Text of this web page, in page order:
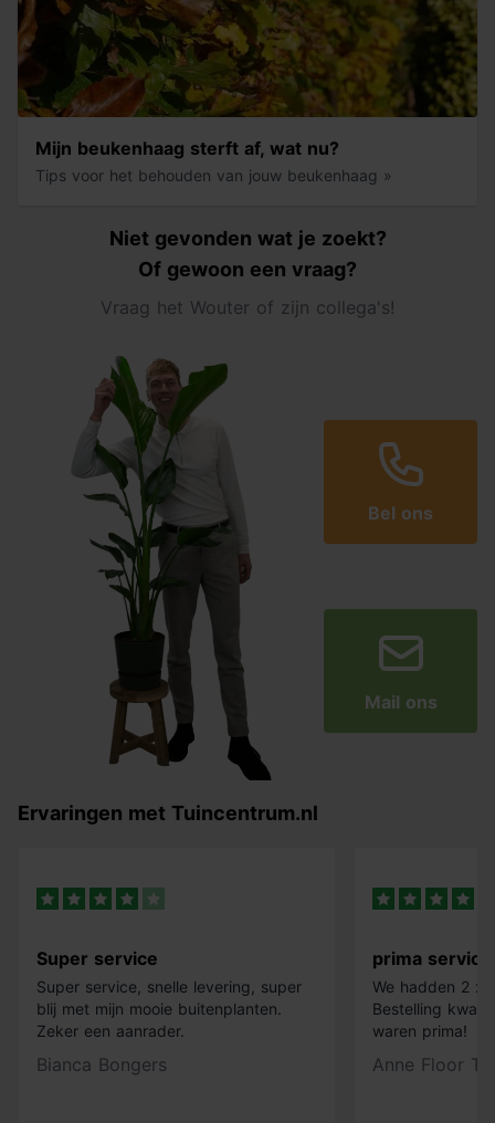
Mijn beukenhaag sterft af, wat nu?
Tips voor het behouden van jouw beukenhaag »
Niet gevonden wat je zoekt?
Of gewoon een vraag?
Vraag het Wouter of zijn collega's!
Bel ons
Mail ons
Ervaringen met Tuincentrum.nl
Super service
Super service, snelle levering, super
blij met mijn mooie buitenplanten.
Zeker een aanrader.
Bianca Bongers
prima service
We hadden 2 x
Bestelling
waren prima!
Anne Floor